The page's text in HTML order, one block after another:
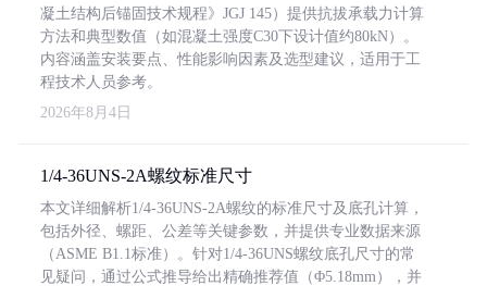
凝土结构后锚固技术规程》JGJ 145）提供抗拔承载力计算
方法和典型数值（如混凝土强度C30下设计值约80kN）。
内容涵盖安装要点、性能影响因素及选型建议，适用于工
程技术人员参考。
2026年8月4日
1/4-36UNS-2A螺纹标准尺寸
本文详细解析1/4-36UNS-2A螺纹的标准尺寸及底孔计算，
包括外径、螺距、公差等关键参数，并提供专业数据来源
（ASME B1.1标准）。针对1/4-36UNS螺纹底孔尺寸的常
见疑问，通过公式推导给出精确推荐值（Φ5.18mm），并